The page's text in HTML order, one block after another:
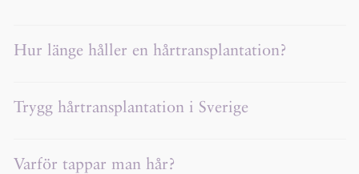
Hur länge håller en hårtransplantation?
Trygg hårtransplantation i Sverige
Varför tappar man hår?